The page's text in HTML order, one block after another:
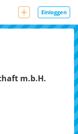
Einloggen
m.b.H.